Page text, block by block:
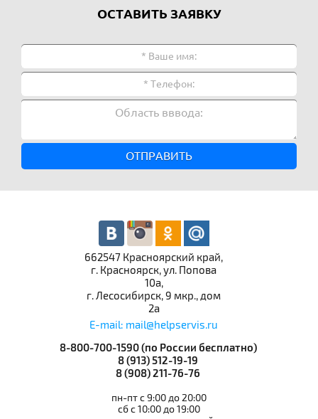
ОСТАВИТЬ ЗАЯВКУ
ОТПРАВИТЬ
662547 Красноярский край,
г. Красноярск, ул. Попова
10а,
г. Лесосибирск, 9 мкр., дом
2а
E-mail: mail@helpservis.ru
8-800-700-1590 (по России бесплатно)
8 (913) 512-19-19
8 (908) 211-76-76
пн-пт с 9:00 до 20:00
сб с 10:00 до 19:00